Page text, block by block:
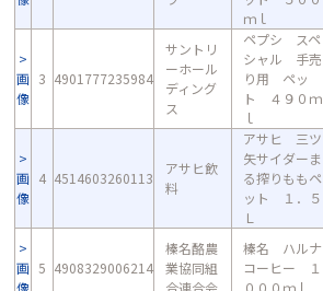
ｍｌ
画
像
3 4901777235984
サントリ
ーホール
ディング
ス
ペプシ スペ
シャル 手売
り用 ペッ
ト ４９０ｍ
ｌ
画
像
4 4514603260113
アサヒ飲
料
アサヒ 三ツ
矢サイダーま
る搾りももペ
ット １．５
Ｌ
画
像
5 4908329006214
榛名酪農
業協同組
合連合会
榛名 ハルナ
コーヒー １
０００ｍｌ